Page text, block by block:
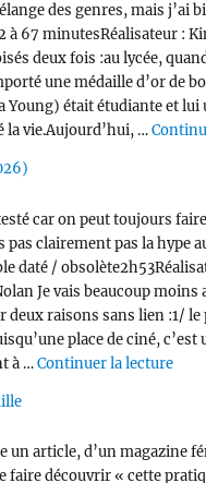
des genres, mais j’ai
à 67 minutesRéalisateur :
deux fois :au lycée,
une médaille d’or de
Young) était étudiante et lui
la vie.Aujourd’hui, …
car on peut toujours
pas clairement pas la hype
daté /
Je vais beaucoup moins
deux raisons sans lien :1/
place de ciné, c’est
à …Continuer la lecturede «
un article, d’un magazine
faire découvrir « cette